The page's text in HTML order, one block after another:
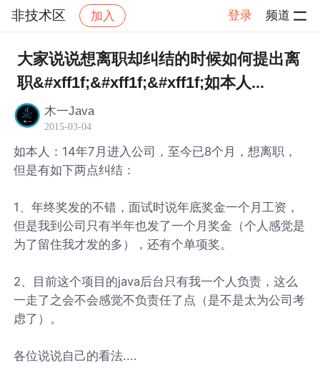
非技术区 加入 登录 频道
社区 非技术区 帖子详情
大家说说想离职却纠结的时候如何提出离
职&#xff1f;&#xff1f;&#xff1f;如本人...
木一Java
2015-03-04
如本人：14年7月进入公司，至今已8个月，想离职，
但是有如下两点纠结：
1、年终奖发的不错，面试时说年底奖金一个月工资，
但是我到公司只有半年也发了一个月奖金（个人感觉是
为了留住我才发的多），还有个单项奖。
2、目前这个项目的java后台只有我一个人负责，这么
一走了之会不会感觉不负责任了点（是不是太为公司考
虑了）。
各位说说自己的看法....